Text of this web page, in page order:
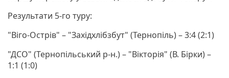
Результати 5-го туру:
"Віго-Острів" – "Західхлібзбут" (Тернопіль) – 3:4 (2:1)
"ДСО" (Тернопільський р-н.) – "Вікторія" (В. Бірки) –
1:1 (1:0)